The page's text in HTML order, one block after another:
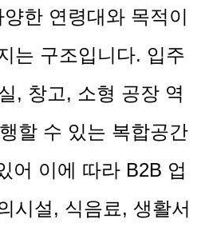
한 연령대와 목적이
는 구조입니다. 입주
, 창고, 소형 공장 역
할 수 있는 복합공간
어 이에 따라 B2B 업
시설, 식음료, 생활서